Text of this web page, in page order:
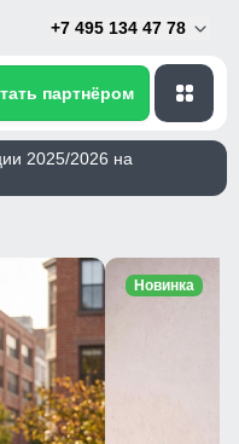
+7 495 134 47 78
партнёром
2025/2026 на
Новинка